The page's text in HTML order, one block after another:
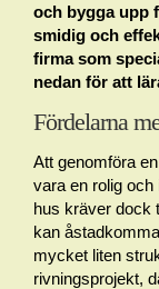
och bygga upp
smidig och
firma som
nedan för att
Fördelarna
Att genomföra
vara en rolig och
hus kräver dock
kan
mycket liten
rivningsprojekt,